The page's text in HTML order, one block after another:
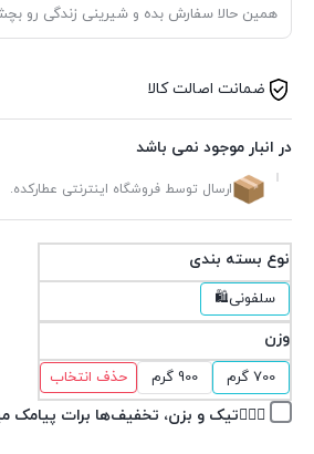
همین حالا سفارش بده و شیرینی زندگی رو
ضمانت اصالت کالا
در انبار موجود نمی باشد
ارسال توسط فروشگاه اینترنتی عطارکده.
نوع بسته بندی
سلفونی🛍️
وزن
700 گرم 900 گرم حذف انتخاب
👉🏽✅تیک و بزن، تخفیف‌ها برات پیامک